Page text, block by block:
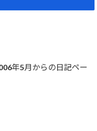
年5月からの日記ペー